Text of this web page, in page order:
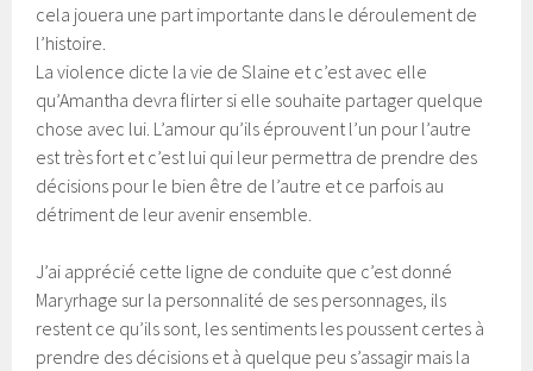
cela jouera une part importante dans le déroulement de
l’histoire.
La violence dicte la vie de Slaine et c’est avec elle
qu’Amantha devra flirter si elle souhaite partager quelque
chose avec lui. L’amour qu’ils éprouvent l’un pour l’autre
est très fort et c’est lui qui leur permettra de prendre des
décisions pour le bien être de l’autre et ce parfois au
détriment de leur avenir ensemble.
J’ai apprécié cette ligne de conduite que c’est donné
Maryrhage sur la personnalité de ses personnages, ils
restent ce qu’ils sont, les sentiments les poussent certes à
prendre des décisions et à quelque peu s’assagir mais la